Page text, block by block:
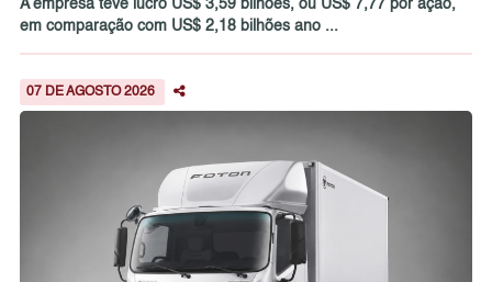
A empresa teve lucro US$ 3,59 bilhões, ou US$ 7,77 por ação,
em comparação com US$ 2,18 bilhões ano ...
07 DE AGOSTO 2026